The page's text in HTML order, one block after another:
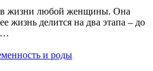
жизни любой женщины. Она
жизнь делится на два этапа – до
…
и роды